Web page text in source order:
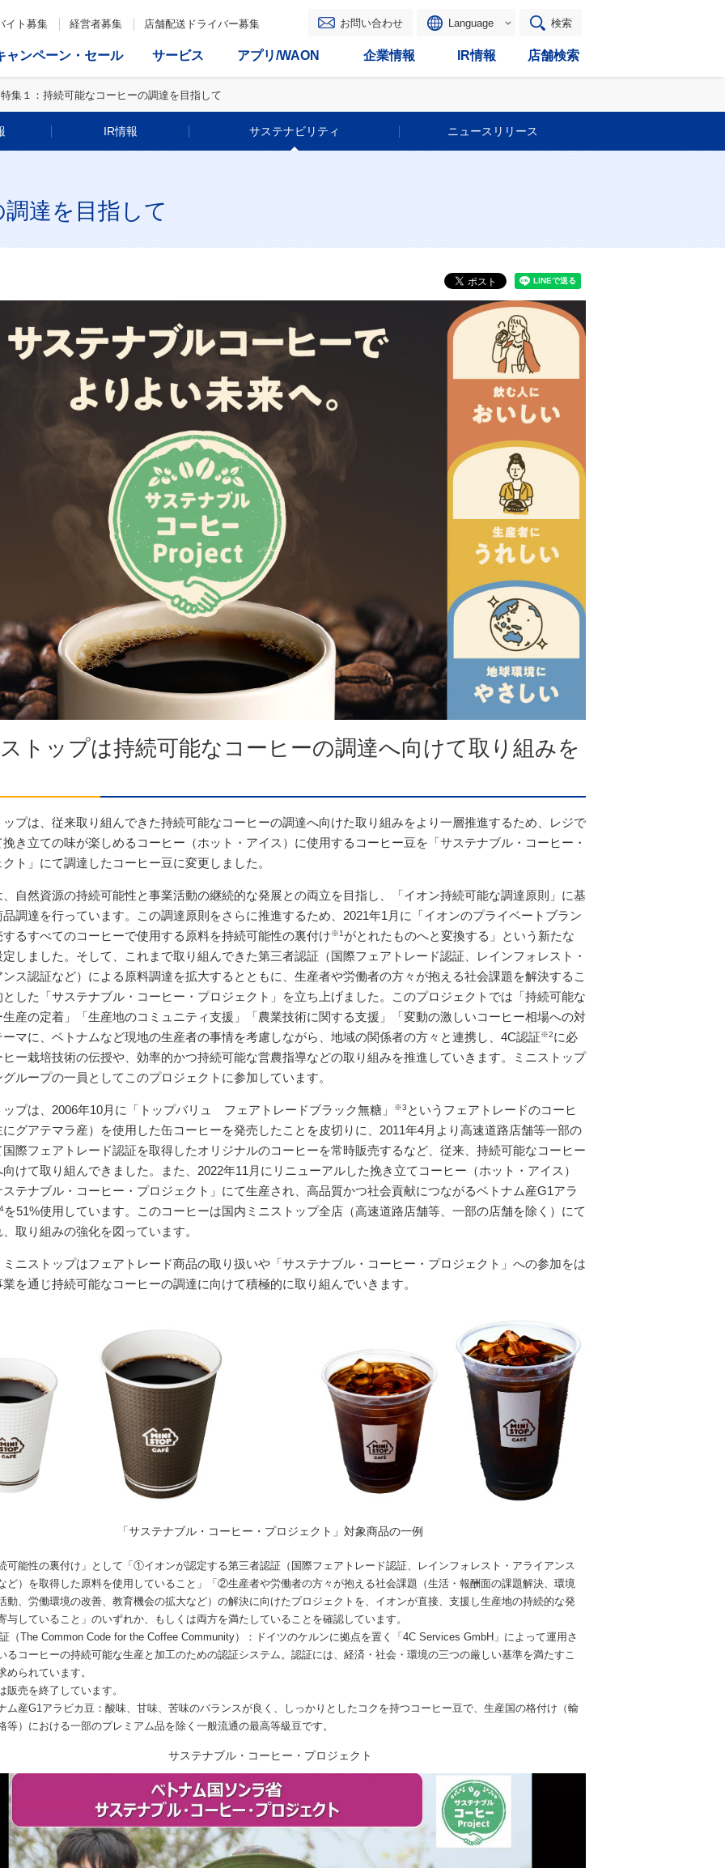
イト募集 経営者募集 店舗配送ドライバー募集 お問い合わせ Language 検索
ャンペーン・セール サービス アプリ/WAON 企業情報 IR情報 店舗検索
特集１：持続可能なコーヒーの調達を目指して
IR情報 サステナビリティ ニュースリリース
達を目指して
トップは持続可能なコーヒーの調達へ向けて取り組みを
ップは、従来取り組んできた持続可能なコーヒーの調達へ向けた取り組みをより一層推進するため、レジで
き立ての味が楽しめるコーヒー（ホット・アイス）に使用するコーヒー豆を「サステナブル・コーヒー・
ト」にて調達したコーヒー豆に変更しました。
、自然資源の持続可能性と事業活動の継続的な発展との両立を目指し、「イオン持続可能な調達原則」に基
調達を行っています。この調達原則をさらに推進するため、2021年1月に「イオンのプライベートブラン
るすべてのコーヒーで使用する原料を持続可能性の裏付け※1がとれたものへと変換する」という新たな
しました。そして、これまで取り組んできた第三者認証（国際フェアトレード認証、レインフォレスト・
ス認証など）による原料調達を拡大するとともに、生産者や労働者の方々が抱える社会課題を解決するこ
とした「サステナブル・コーヒー・プロジェクト」を立ち上げました。このプロジェクトでは「持続可能な
生産の定着」「生産地のコミュニティ支援」「農業技術に関する支援」「変動の激しいコーヒー相場への対
ーマに、ベトナムなど現地の生産者の事情を考慮しながら、地域の関係者の方々と連携し、4C認証※2に必
ヒー栽培技術の伝授や、効率的かつ持続可能な営農指導などの取り組みを推進していきます。ミニストップ
ループの一員としてこのプロジェクトに参加しています。
ップは、2006年10月に「トップバリュ フェアトレードブラック無糖」 ※3 というフェアトレードのコーヒ
グアテマラ産）を使用した缶コーヒーを発売したことを皮切りに、2011年4月より高速道路店舗等一部の
国際フェアトレード認証を取得したオリジナルのコーヒーを常時販売するなど、従来、持続可能なコーヒー
けて取り組んできました。また、2022年11月にリニューアルした挽き立てコーヒー（ホット・アイス）
テナブル・コーヒー・プロジェクト」にて生産され、高品質かつ社会貢献につながるベトナム産G1アラ
を51%使用しています。このコーヒーは国内ミニストップ全店（高速道路店舗等、一部の店舗を除く）にて
取り組みの強化を図っています。
ミニストップはフェアトレード商品の取り扱いや「サステナブル・コーヒー・プロジェクト」への参加をは
を通じ持続可能なコーヒーの調達に向けて積極的に取り組んでいきます。
「サステナブル・コーヒー・プロジェクト」対象商品の一例
可能性の裏付け」として「①イオンが認定する第三者認証（国際フェアトレード認証、レインフォレスト・アライアンス
ど）を取得した原料を使用していること」「②生産者や労働者の方々が抱える社会課題（生活・報酬面の課題解決、環境
動、労働環境の改善、教育機会の拡大など）の解決に向けたプロジェクトを、イオンが直接、支援し生産地の持続的な発
与していること」のいずれか、もしくは両方を満たしていることを確認しています。
（The Common Code for the Coffee Community）：ドイツのケルンに拠点を置く「4C Services GmbH」によって運用さ
るコーヒーの持続可能な生産と加工のための認証システム。認証には、経済・社会・環境の三つの厳しい基準を満たすこ
められています。
販売を終了しています。
ム産G1アラビカ豆：酸味、甘味、苦味のバランスが良く、しっかりとしたコクを持つコーヒー豆で、生産国の格付け（輸
等）における一部のプレミアム品を除く一般流通の最高等級豆です。
サステナブル・コーヒー・プロジェクト